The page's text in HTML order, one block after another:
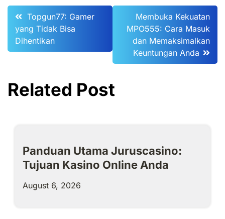
Post
navigation
Topgun77: Gamer
yang Tidak Bisa
Dihentikan
Membuka Kekuatan
MPO555: Cara Masuk
dan Memaksimalkan
Keuntungan Anda
Related Post
Panduan Utama Juruscasino:
Tujuan Kasino Online Anda
August 6, 2026